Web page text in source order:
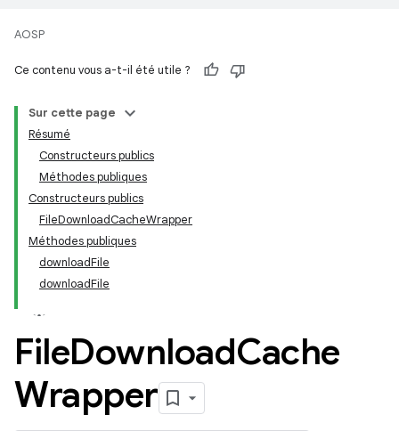
AOSP
Ce contenu vous a-t-il été utile ?
Sur cette page
Résumé
Constructeurs publics
Méthodes publiques
Constructeurs publics
FileDownloadCacheWrapper
Méthodes publiques
downloadFile
downloadFile
FileDownloadCache
Wrapper